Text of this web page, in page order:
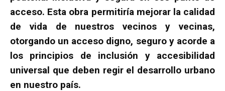
acceso. Esta obra permitiría mejorar la calidad
de vida de nuestros vecinos y vecinas,
otorgando un acceso digno, seguro y acorde a
los principios de inclusión y accesibilidad
universal que deben regir el desarrollo urbano
en nuestro país.